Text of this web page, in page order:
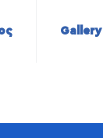
Gallery